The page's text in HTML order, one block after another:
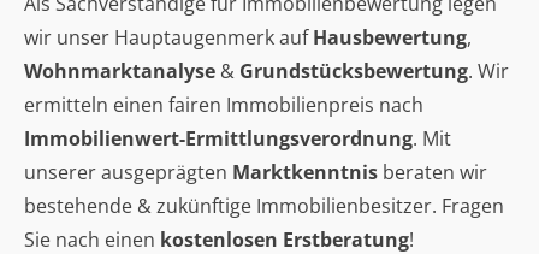
wir unser Hauptaugenmerk aufHausbewertung,
Wohnmarktanalyse & Grundstücksbewertung. Wir
ermitteln einen fairen Immobilienpreis nach
Immobilienwert-Ermittlungsverordnung. Mit
unserer ausgeprägten Marktkenntnis beraten wir
bestehende & zukünftige Immobilienbesitzer. Fragen
Sie nach einen kostenlosen Erstberatung!